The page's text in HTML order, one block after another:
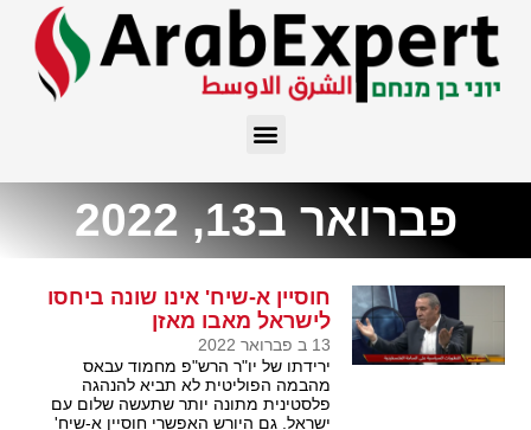
פברואר ב13, 2022
חוסיין א-שיח' אינו שונה ביחסו
לישראל מאבו מאזן
13 ב פברואר 2022
ירידתו של יו"ר הרש"פ מחמוד עבאס
מהבמה הפוליטית לא תביא להנהגה
פלסטינית מתונה יותר שתעשה שלום עם
ישראל. גם היורש האפשרי חוסיין א-שיח'